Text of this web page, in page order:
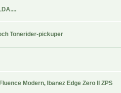
Tonerider-pickuper
Modern, Ibanez Edge Zero II ZPS